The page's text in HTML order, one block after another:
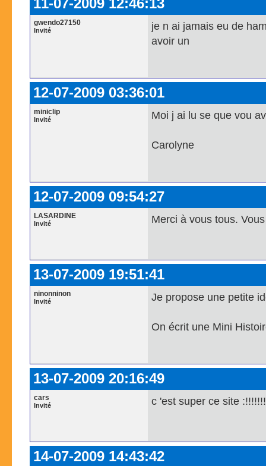
11-07-2009 12:46:13
gwendo27150
Invité
je n ai jamais eu de
avoir un
12-07-2009 03:36:01
miniclip
Invité Moi j ai lu se que vou
Carolyne
12-07-2009 09:54:27
LASARDINE
Invité Merci à vous tous.
13-07-2009 19:51:41
ninonninon
Invité Je propose une petite
On écrit une Mini
13-07-2009 20:16:49
cars
Invité c 'est super ce site
14-07-2009 14:43:42